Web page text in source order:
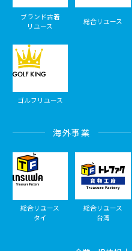
ブランド古着
リユース
総合リユース
ゴルフリユース
海外事業
総合リユース
タイ
総合リユース
台湾